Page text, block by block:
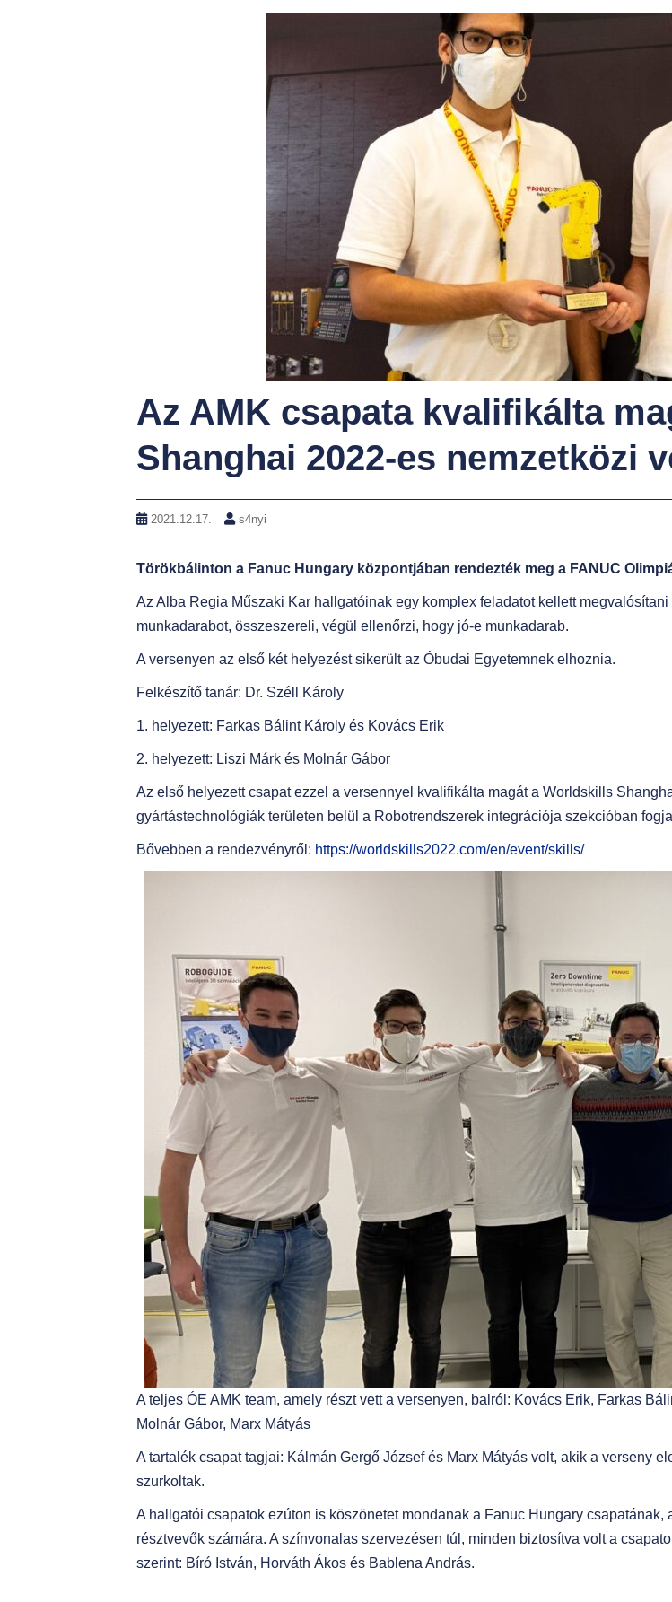
Az AMK csapata kvalifikálta magát a Worldskills
Shanghai 2022-es nemzetközi
2021.12.17. s4nyi
Törökbálinton a Fanuc Hungary központjában rendezték meg a FANUC
Az Alba Regia Műszaki Kar hallgatóinak egy komplex feladatot kellett
munkadarabot, összeszereli, végül ellenőrzi, hogy jó-e munkadarab.
A versenyen az első két helyezést sikerült az Óbudai Egyetemnek elhoznia.
Felkészítő tanár: Dr. Széll Károly
1. helyezett: Farkas Bálint Károly és Kovács Erik
2. helyezett: Liszi Márk és Molnár Gábor
Az első helyezett csapat ezzel a versennyel kvalifikálta magát a Worldskills
gyártástechnológiák területen belül a Robotrendszerek integrációja szekcióban
Bővebben a rendezvényről: https://worldskills2022.com/en/event/skills/
A teljes ÓE AMK team, amely részt vett a versenyen, balról: Kovács Erik, Farkas
Molnár Gábor, Marx Mátyás
A tartalék csapat tagjai: Kálmán Gergő József és Marx Mátyás volt, akik a verseny
szurkoltak.
A hallgatói csapatok ezúton is köszönetet mondanak a Fanuc Hungary
résztvevők számára. A színvonalas szervezésen túl, minden biztosítva volt a
szerint: Bíró István, Horváth Ákos és Bablena András.